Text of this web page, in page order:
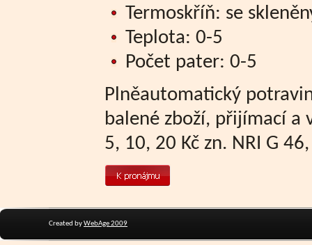
Termoskříň: se
Teplota: 0-5
Počet pater: 0-5
Plněautomatický
balené zboží, přijímací a
5, 10, 20 Kč zn. NRI G 46,
Created byWebAge 2009